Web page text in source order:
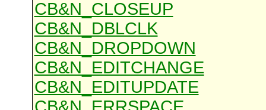
CB&N_CLOSEUP
CB&N_DBLCLK
CB&N_DROPDOWN
CB&N_EDITCHANGE
CB&N_EDITUPDATE